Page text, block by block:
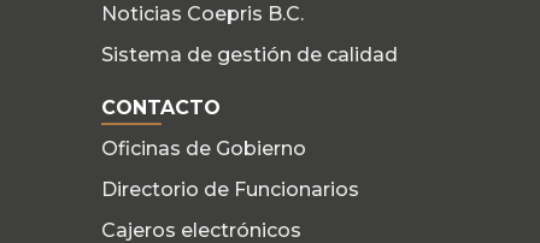
Noticias Coepris B.C.
Sistema de gestión de calidad
CONTACTO
Oficinas de Gobierno
Directorio de Funcionarios
Cajeros electrónicos